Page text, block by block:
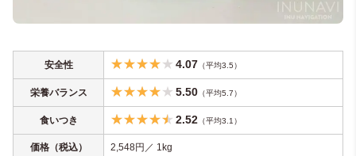
安全性 4.07 （平均3.5）
栄養バランス 5.50 （平均5.7）
食いつき 2.52 （平均3.1）
価格（税込） 2,548円／ 1kg